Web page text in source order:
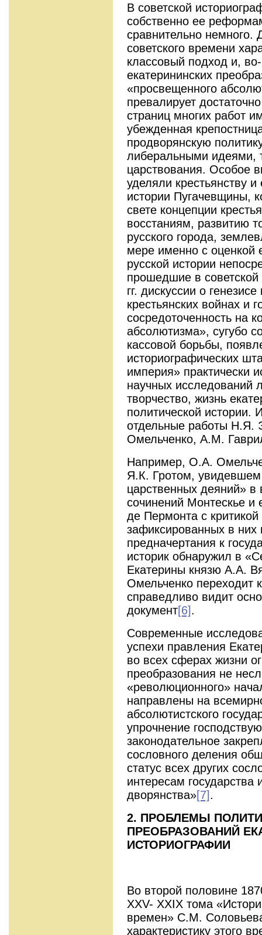
В советской
собственно ее
сравнительно немного.
советского времени
классовый подход и,
екатерининских
«просвещенного
превалирует
страниц многих работ
убежденная
продворянскую
либеральными идеями,
царствования. Особое
уделяли крестьянству
истории Пугачевщины,
свете концепции
восстаниям, развитию
русского города,
мере именно с оценкой
русской истории
прошедшие в
гг. дискуссии о
крестьянских войнах и
сосредоточенность на
абсолютизма», сугубо
кассовой борьбы,
историографических
империя» практически
научных исследований
творчество, жизнь
политической истории.
отдельные работы Н.Я.
Омельченко, А.M.
Например, О.А.
Я.К. Гротом,
царственных деяний» в
сочинений Монтескье и
де Пермонта с
зафиксированных в них
предначертания к
историк обнаружил в
Екатерины князю А.А.
Омельченко переходит
справедливо видит
документ[6].
Современные
успехи правления
во всех сферах жизни
преобразования не
«революционного»
направлены на
абсолютистского
упрочнение
законодательное
сословного деления
статус всех других
интересам государства
дворянства»[7].
2. ПРОБЛЕМЫ
ПРЕОБРАЗОВАНИЙ
ИСТОРИОГРАФИИ
Во второй половине
XXV- XXIX тома
времен» С.М.
характеристику этого